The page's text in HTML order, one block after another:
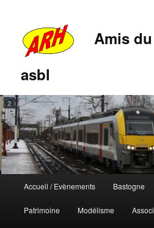
Amis
asbl
principal
Aller
au
Aller
au
Accueil / Evènements Bastogne
Patrimoine Modélisme